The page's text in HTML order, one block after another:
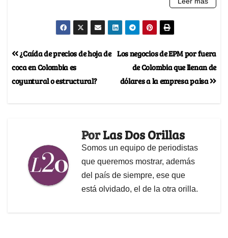
Los negocios de EPM por fuera
de Colombia que llenan de
dólares a la empresa paisa
¿Caída de precios de hoja de
coca en Colombia es
coyuntural o estructural?
PorLas Dos Orillas
Somos un equipo de periodistas
que queremos mostrar, además
del país de siempre, ese que
está olvidado, el de la otra orilla.